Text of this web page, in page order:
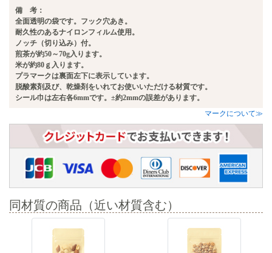
備 考：
全面透明の袋です。フック穴あき。
耐久性のあるナイロンフィルム使用。
ノッチ（切り込み）付。
煎茶が約50～70g入ります。
米が約80ｇ入ります。
プラマークは裏面左下に表示しています。
脱酸素剤及び、乾燥剤をいれてお使いいただける材質です。
シール巾は左右各6mmです。±約2mmの誤差があります。
マークについて≫
同材質の商品（近い材質含む）